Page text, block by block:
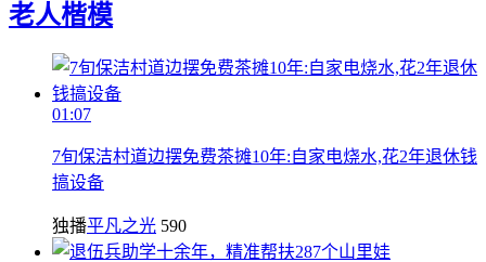
老人楷模
01:07
7旬保洁村道边摆免费茶摊10年:自家电烧水,花2年退休钱
搞设备
独播平凡之光 590